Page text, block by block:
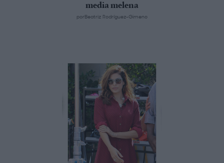
media melena
porBeatriz Rodríguez-Gimeno